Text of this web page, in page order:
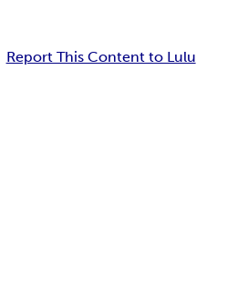
Report This Content to Lulu